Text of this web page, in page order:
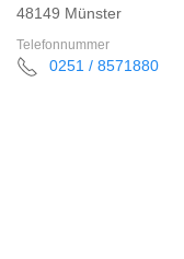
48149 Münster
Telefonnummer
0251 / 8571880